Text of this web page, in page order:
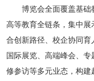
博览会全面覆盖基
高等教育全链条，集中
合创新路径、校企协同
国际展览、高端峰会、
修参访等多元业态，构建